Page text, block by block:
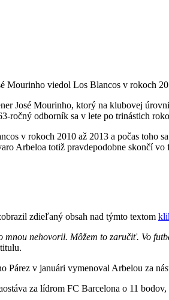
Mourinho viedol Los Blancos v rokoch
José Mourinho, ktorý na klubovej
ročný odborník sa v lete po trinástich
v rokoch 2010 až 2013 a počas toho
Arbeloa totiž pravdepodobne skončí
zdieľaný obsah nad týmto textom
mnou nehovoril. Môžem to zaručiť. Vo
Párez v januári vymenoval Arbelou za
za lídrom FC Barcelona o 11